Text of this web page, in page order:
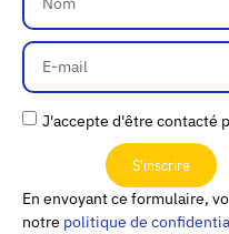
J'accepte d'être contacté
S'inscrire
En envoyant ce formulaire,
notre politique de